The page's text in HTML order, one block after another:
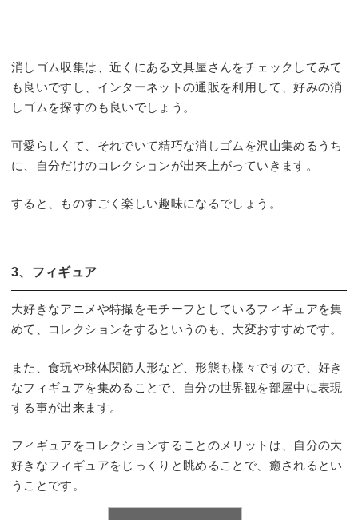
消しゴム収集は、近くにある文具屋さんをチェックしてみて
も良いですし、インターネットの通販を利用して、好みの消
しゴムを探すのも良いでしょう。
可愛らしくて、それでいて精巧な消しゴムを沢山集めるうち
に、自分だけのコレクションが出来上がっていきます。
すると、ものすごく楽しい趣味になるでしょう。
3、フィギュア
大好きなアニメや特撮をモチーフとしているフィギュアを集
めて、コレクションをするというのも、大変おすすめです。
また、食玩や球体関節人形など、形態も様々ですので、好き
なフィギュアを集めることで、自分の世界観を部屋中に表現
する事が出来ます。
フィギュアをコレクションすることのメリットは、自分の大
好きなフィギュアをじっくりと眺めることで、癒されるとい
うことです。